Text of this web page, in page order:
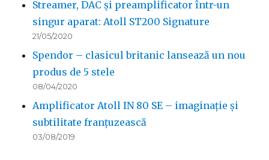
Streamer, DAC și preamplificator într-un
singur aparat: Atoll ST200 Signature
21/05/2020
Spendor – clasicul britanic lansează un nou
produs de 5 stele
08/04/2020
Amplificator Atoll IN 80 SE – imaginație și
subtilitate franțuzească
03/08/2019